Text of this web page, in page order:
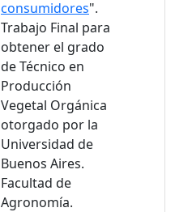
consumidores".
Trabajo Final para
obtener el grado
de Técnico en
Producción
Vegetal Orgánica
otorgado por la
Universidad de
Buenos Aires.
Facultad de
Agronomía.